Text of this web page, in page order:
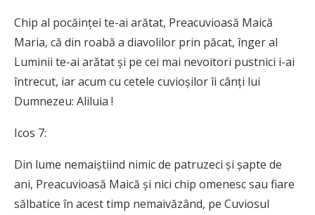
Chip al pocăinței te-ai arătat, Prea­cu­vi­oasă Maică
Maria, că din roabă a diavolilor prin păcat, înger al
Luminii te-ai arătat și pe cei mai nevoitori pustnici i-ai
întrecut, iar acum cu cetele cuvioșilor îi cânți lui
Dumnezeu: Aliluia !
Icos 7:
Din lume nemaiștiind nimic de patruzeci și șapte de
ani, Preacuvioasă Maică și nici chip omenesc sau fiare
sălbatice în acest timp nemaivăzând, pe Cuviosul